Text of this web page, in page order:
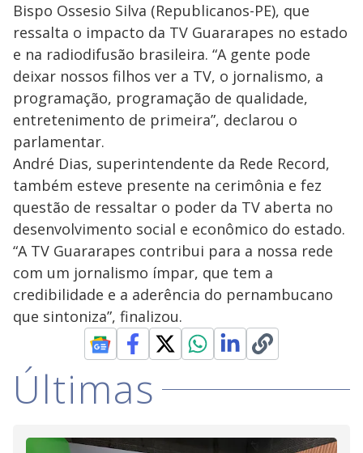
Bispo Ossesio Silva (Republicanos-PE), que
ressalta o impacto da TV Guararapes no estado
e na radiodifusão brasileira. “A gente pode
deixar nossos filhos ver a TV, o jornalismo, a
programação, programação de qualidade,
entretenimento de primeira”, declarou o
parlamentar.
André Dias, superintendente da Rede Record,
também esteve presente na cerimônia e fez
questão de ressaltar o poder da TV aberta no
desenvolvimento social e econômico do estado.
“A TV Guararapes contribui para a nossa rede
com um jornalismo ímpar, que tem a
credibilidade e a aderência do pernambucano
que sintoniza”, finalizou.
Últimas